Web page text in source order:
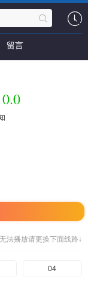
留言
0.0
法播放请更换下面线路↓
04